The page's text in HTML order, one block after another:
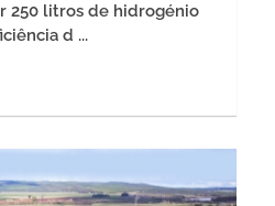
250 litros de hidrogénio
d ...